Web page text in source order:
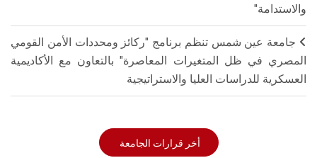
والاستدامة"
جامعة عين شمس تنظم برنامج "ركائز ومحددات الأمن القومي
المصري في ظل المتغيرات المعاصرة" بالتعاون مع الأكاديمية
العسكرية للدراسات العليا والاستراتيجية
أخر قرارات الجامعة